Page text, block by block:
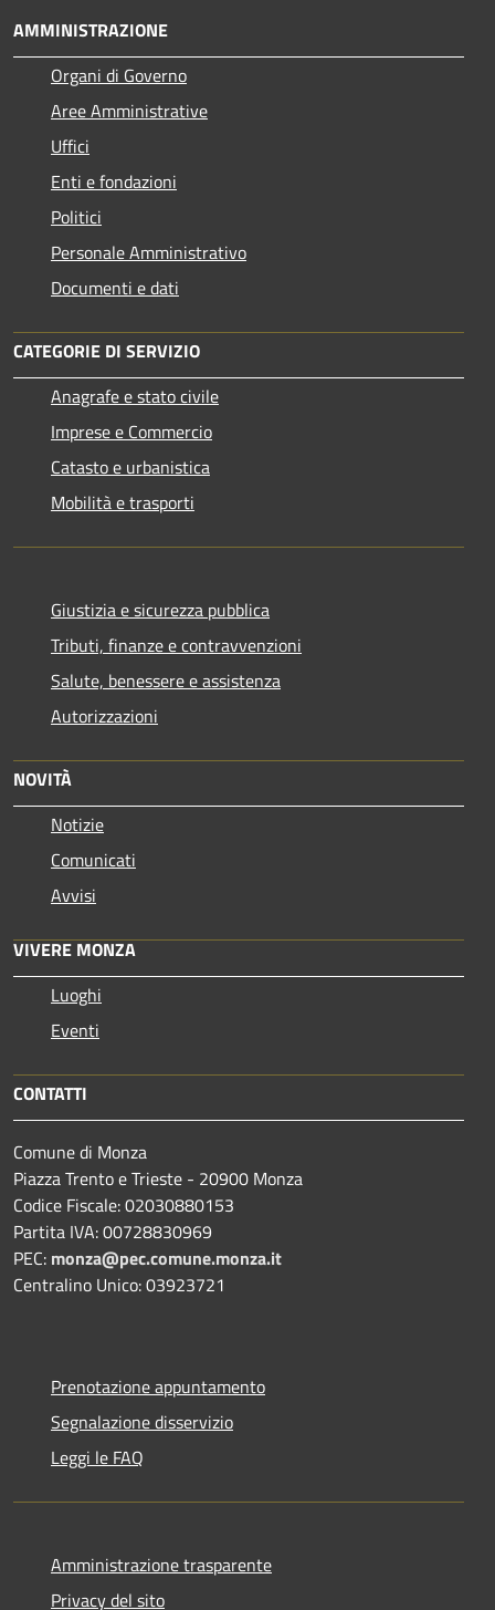
AMMINISTRAZIONE
Organi di Governo
Aree Amministrative
Uffici
Enti e fondazioni
Politici
Personale Amministrativo
Documenti e dati
CATEGORIE DI SERVIZIO
Anagrafe e stato civile
Imprese e Commercio
Catasto e urbanistica
Mobilità e trasporti
Giustizia e sicurezza pubblica
Tributi, finanze e contravvenzioni
Salute, benessere e assistenza
Autorizzazioni
NOVITÀ
Notizie
Comunicati
Avvisi
VIVERE MONZA
Luoghi
Eventi
CONTATTI
Comune di Monza
Piazza Trento e Trieste - 20900 Monza
Codice Fiscale: 02030880153
Partita IVA: 00728830969
PEC: monza@pec.comune.monza.it
Centralino Unico: 03923721
Prenotazione appuntamento
Segnalazione disservizio
Leggi le FAQ
Amministrazione trasparente
Privacy del sito